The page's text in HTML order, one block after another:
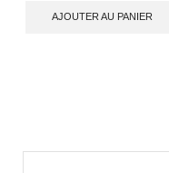
AJOUTER AU PANIER